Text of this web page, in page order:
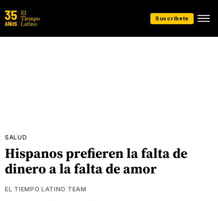
Suscríbete
SALUD
Hispanos prefieren la falta de
dinero a la falta de amor
EL TIEMPO LATINO TEAM